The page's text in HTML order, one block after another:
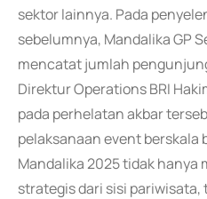
sektor lainnya. Pada
sebelumnya, Mandalika GP
mencatat jumlah
Direktur Operations BRI
pada perhelatan akbar
pelaksanaan event berskala
Mandalika 2025 tidak hanya
strategis dari sisi